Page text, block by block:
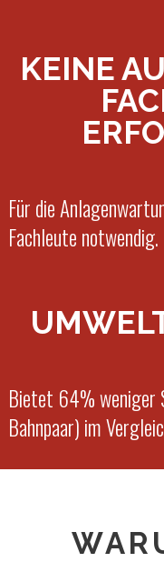
KEINE
Für die
Fachleute notwendig.
Bietet 64% weniger
Bahnpaar) im